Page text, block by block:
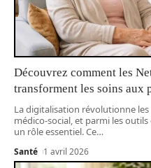
Découvrez comment les
transforment les soins aux
La digitalisation révolutionne
médico-social, et parmi les
un rôle essentiel. Ce…
Santé 1 avril 2026